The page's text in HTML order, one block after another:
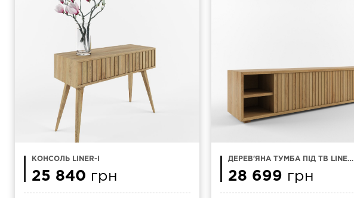
КОНСОЛЬ LINER-I
25 840 грн
ДЕРЕВ'ЯНА ТУМБА ПІД ТВ LINER-
28 699 грн